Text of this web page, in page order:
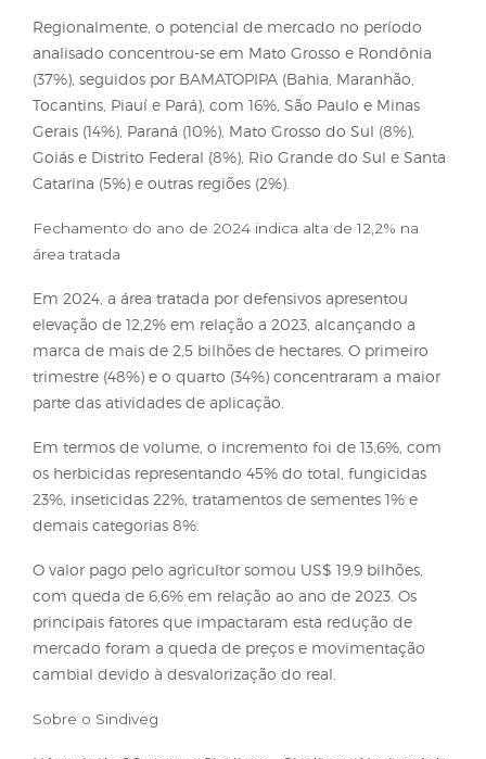
(13%), pastagens (7%), cana-de-açúcar (3%),
hortifrutícolas (1%) e demais cultivos (5%).
Queda de 11,1% no faturamento
Apesar do avanço em área e volume, o mercado
registrou retração nos valores movimentados. O
agricultor, atingiu US$ 6,6 bilhões, uma queda de
trimestre de 2024.
Regionalmente, o potencial de mercado no
analisado concentrou-se em Mato Grosso e
Tocantins, Piauí e Pará), com 16%, São Paulo e
Gerais (14%), Paraná (10%), Mato Grosso do Sul
Goiás e Distrito Federal (8%), Rio Grande do Sul e
Fechamento do ano de 2024 indica alta de 12,2%
área tratada
Em 2024, a área tratada por defensivos apresentou
elevação de 12,2% em relação a 2023, alcançando